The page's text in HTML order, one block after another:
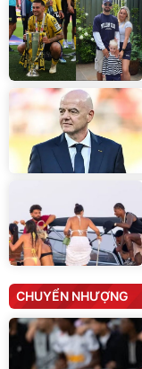
CHUYỂN NHƯỢNG